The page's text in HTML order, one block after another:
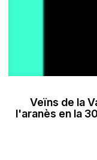
Veïns de la
l'aranès en la